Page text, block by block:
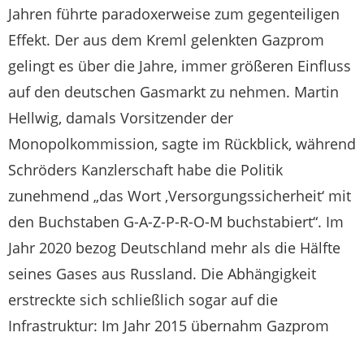
Jahren führte paradoxerweise zum gegenteiligen
Effekt. Der aus dem Kreml gelenkten Gazprom
gelingt es über die Jahre, immer größeren Einfluss
auf den deutschen Gasmarkt zu nehmen. Martin
Hellwig, damals Vorsitzender der
Monopolkommission, sagte im Rückblick, während
Schröders Kanzlerschaft habe die Politik
zunehmend „das Wort ,Versorgungssicherheit‘ mit
den Buchstaben G-A-Z-P-R-O-M buchstabiert“. Im
Jahr 2020 bezog Deutschland mehr als die Hälfte
seines Gases aus Russland. Die Abhängigkeit
erstreckte sich schließlich sogar auf die
Infrastruktur: Im Jahr 2015 übernahm Gazprom